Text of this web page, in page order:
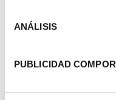
ANÁLISIS
PUBLICIDAD